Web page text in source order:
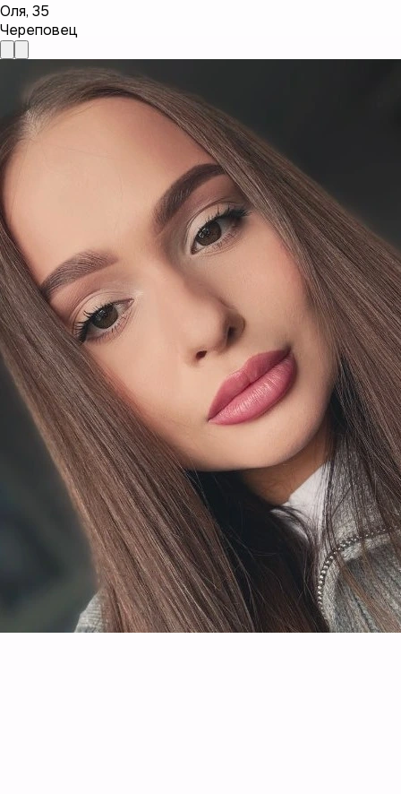
Оля, 35
Череповец